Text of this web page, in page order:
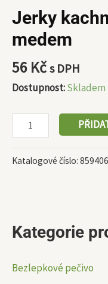
Kategorie
Bezlepkové pečivo
Jerky
medem
56 Kčs DPH
Dostupnost:Skladem
Katalogové číslo: